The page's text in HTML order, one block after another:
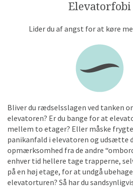
Elevatorfobi
Lider du af angst for at køre
Bliver du rædselsslagen ved tanken
elevatoren? Er du bange for at
mellem to etager? Eller måske
panikanfald i elevatoren og udsætte
opmærksomhed fra de andre
enhver tid hellere tage trapperne,
på en høj etage, for at undgå
elevatorturen? Så har du